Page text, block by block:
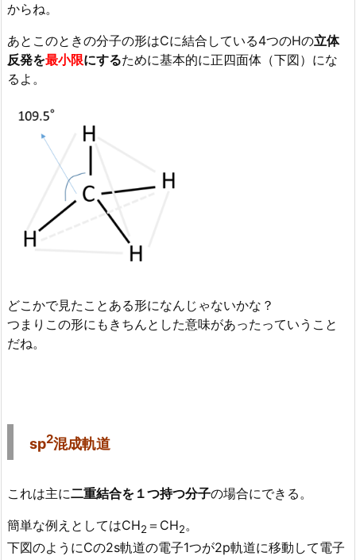
からね。
あとこのときの分子の形はCに結合している4つのHの立体
反発を最小限にするために基本的に正四面体（下図）にな
るよ。
どこかで見たことある形になんじゃないかな？
つまりこの形にもきちんとした意味があったっていうこと
だね。
sp2混成軌道
これは主に二重結合を１つ持つ分子の場合にできる。
簡単な例えとしてはCH2 ＝CH2。
下図のようにCの2s軌道の電子1つが2p軌道に移動して電子